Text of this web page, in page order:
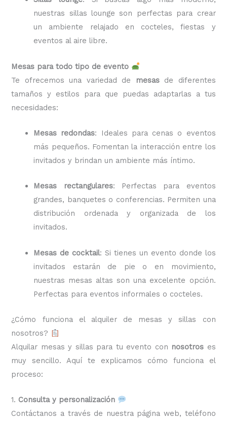
nuestras sillas lounge son perfectas para crear
un ambiente relajado en cocteles, fiestas y
eventos al aire libre.
Mesas para todo tipo de evento
Te ofrecemos una variedad de
mesasde diferentes
tamaños y estilos para que puedas adaptarlas a tus
necesidades:
Mesas redondas: Ideales para cenas o eventos
más pequeños. Fomentan la interacción entre los
invitados y brindan un ambiente más íntimo.
Mesas rectangulares: Perfectas para eventos
grandes, banquetes o conferencias. Permiten una
distribución ordenada y organizada de los
invitados.
Mesas de cocktail: Si tienes un evento donde los
invitados estarán de pie o en movimiento,
nuestras mesas altas son una excelente opción.
Perfectas para eventos informales o cocteles.
¿Cómo funciona el alquiler de mesas y sillas con
nosotros?
Alquilar mesas y sillas para tu evento con nosotros es
muy sencillo. Aquí te explicamos cómo funciona el
proceso:
1. Consulta y personalización
Contáctanos a través de nuestra página web, teléfono